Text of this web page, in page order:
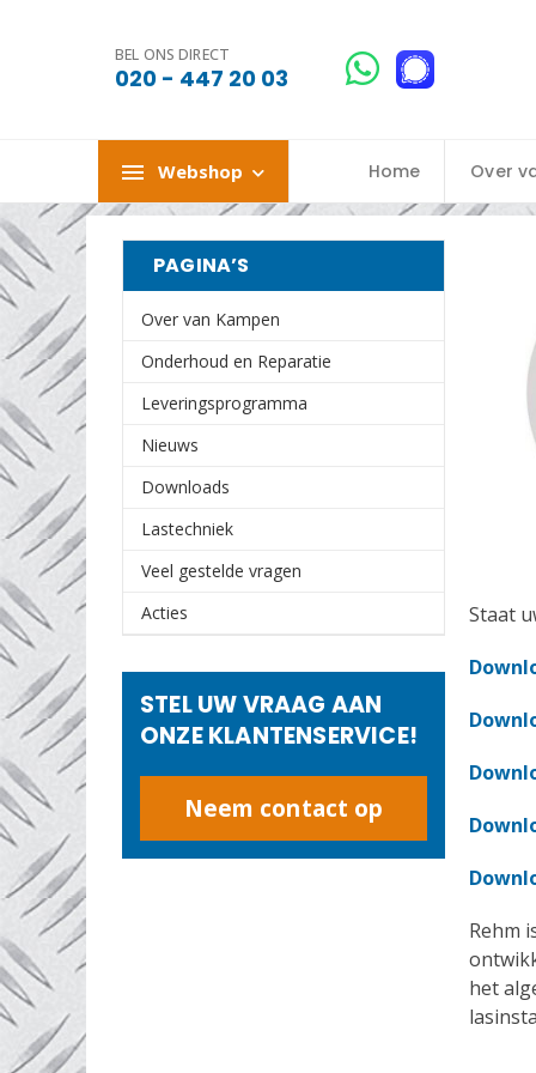
BEL ONS DIRECT
020 - 447 20 03
Webshop Home Over
Staat
Rehm
het
PAGINA’S
Over van Kampen
Onderhoud en Reparatie
Leveringsprogramma
Nieuws
Downloads
Lastechniek
Veel gestelde vragen
Acties
STEL UW VRAAG AAN
ONZE KLANTENSERVICE!
Neem contact op